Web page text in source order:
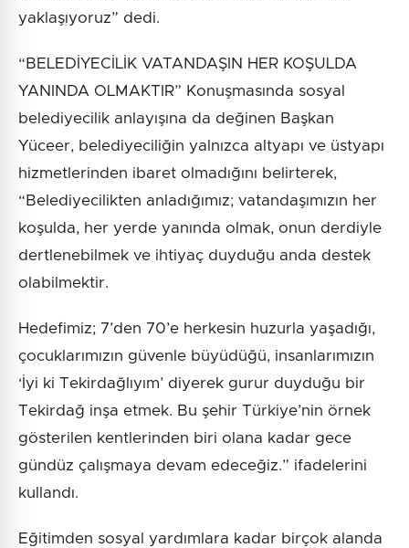
yaklaşıyoruz” dedi.
“BELEDİYECİLİK VATANDAŞIN HER KOŞULDA
YANINDA OLMAKTIR” Konuşmasında sosyal
belediyecilik anlayışına da değinen Başkan
Yüceer, belediyeciliğin yalnızca altyapı ve üstyapı
hizmetlerinden ibaret olmadığını belirterek,
“Belediyecilikten anladığımız; vatandaşımızın her
koşulda, her yerde yanında olmak, onun derdiyle
dertlenebilmek ve ihtiyaç duyduğu anda destek
olabilmektir.
Hedefimiz; 7’den 70’e herkesin huzurla yaşadığı,
çocuklarımızın güvenle büyüdüğü, insanlarımızın
‘İyi ki Tekirdağlıyım’ diyerek gurur duyduğu bir
Tekirdağ inşa etmek. Bu şehir Türkiye’nin örnek
gösterilen kentlerinden biri olana kadar gece
gündüz çalışmaya devam edeceğiz.” ifadelerini
kullandı.
Eğitimden sosyal yardımlara kadar birçok alanda